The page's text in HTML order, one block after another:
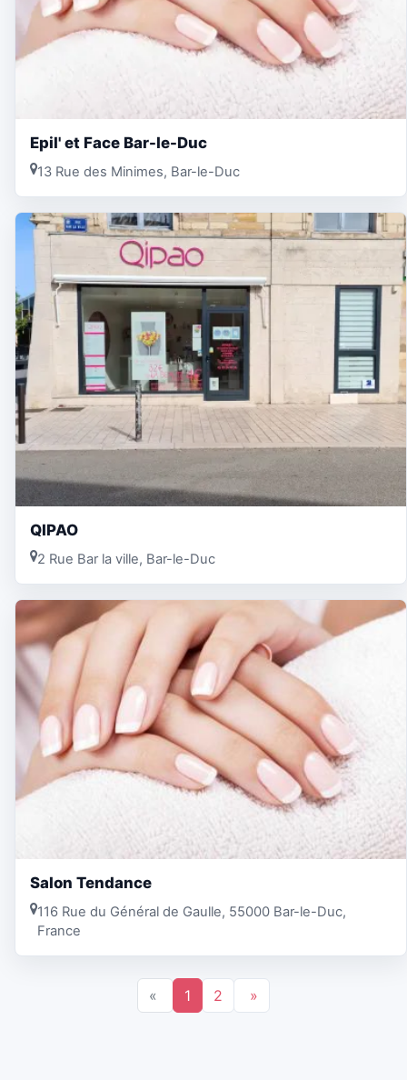
Epil' et Face Bar-le-Duc
13 Rue des Minimes, Bar-le-Duc
QIPAO
2 Rue Bar la ville, Bar-le-Duc
Salon Tendance
116 Rue du Général de Gaulle, 55000 Bar-le-Duc,
France
« 1 2 »